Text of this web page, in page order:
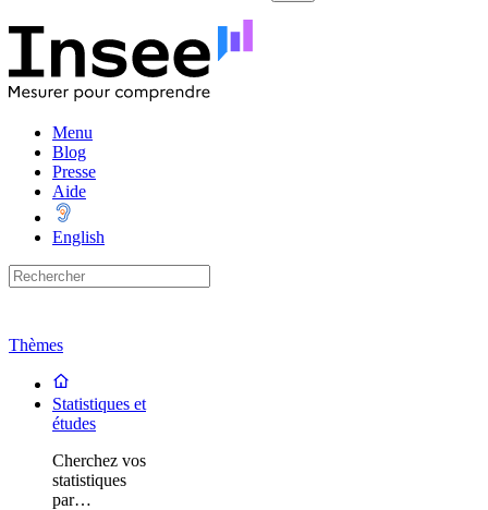
Menu
Blog
Presse
Aide
English
Thèmes
Statistiques et
études
Cherchez vos
statistiques
par…